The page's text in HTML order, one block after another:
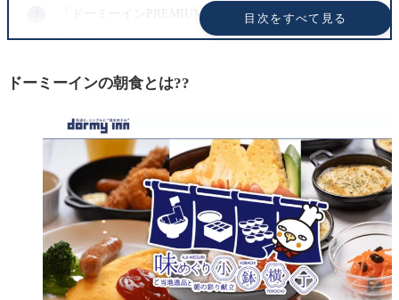
目次をすべて見る
「ドーミーインPREMIUM東京小伝馬町」朝食ブログレ
ビュー
朝食メニュー: 味めぐり小鉢横丁
朝食メニュー: サラダコーナー
朝食メニュー: ホットミールコーナー
朝食メニュー: ごはん/パンコーナー
朝食メニュー: ご当地メニュー
朝食メニュー: フルーツ/デザートコーナー
朝食メニュー: ドリンクコーナー
ドーミーインの朝食とは??